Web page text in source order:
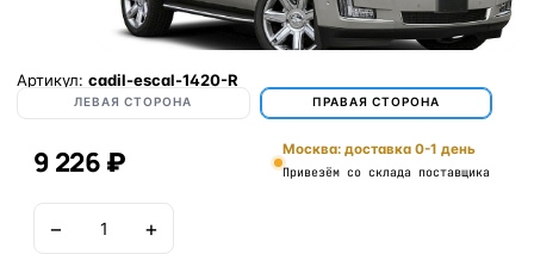
Артикул: cadil-escal-1420-R
ЛЕВАЯ СТОРОНА ПРАВАЯ СТОРОНА
9 226 ₽ Москва: доставка 0-1 день
Привезём со склада поставщика
− +